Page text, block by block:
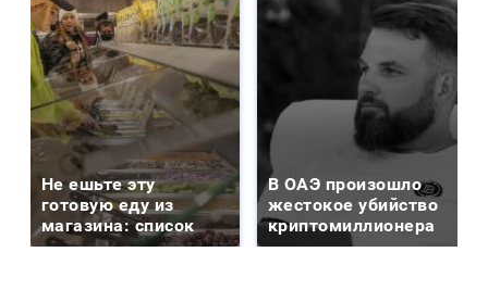
Не ешьте эту
готовую еду из
магазина: список
В ОАЭ произошло
жестокое убийство
криптомиллионера